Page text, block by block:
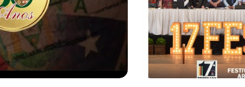
Nº
DE
INFORMATIVOS
COMUNICADO OFICIAL -
Inscrições Para A 1ª Etapa
Classificatória Do 35º FEPART,
Que Ocorrerá Do Dia 05 Ao Dia
07 De Junho De 2026